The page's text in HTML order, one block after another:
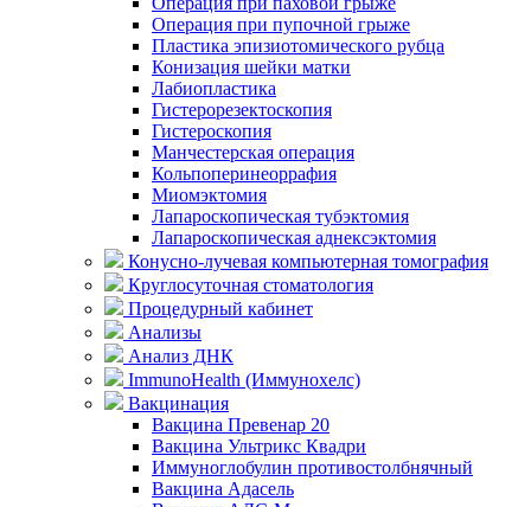
Операция при пупочной грыже
Пластика эпизиотомического рубца
Конизация шейки матки
Лабиопластика
Гистерорезектоскопия
Гистероскопия
Манчестерская операция
Кольпоперинеоррафия
Миомэктомия
Лапароскопическая тубэктомия
Лапароскопическая аднексэктомия
Конусно-лучевая компьютерная томография
Круглосуточная стоматология
Процедурный кабинет
Анализы
Анализ ДНК
ImmunoHealth (Иммунохелс)
Вакцинация
Вакцина Превенар 20
Вакцина Ультрикс Квадри
Иммуноглобулин противостолбнячный
Вакцина Адасель